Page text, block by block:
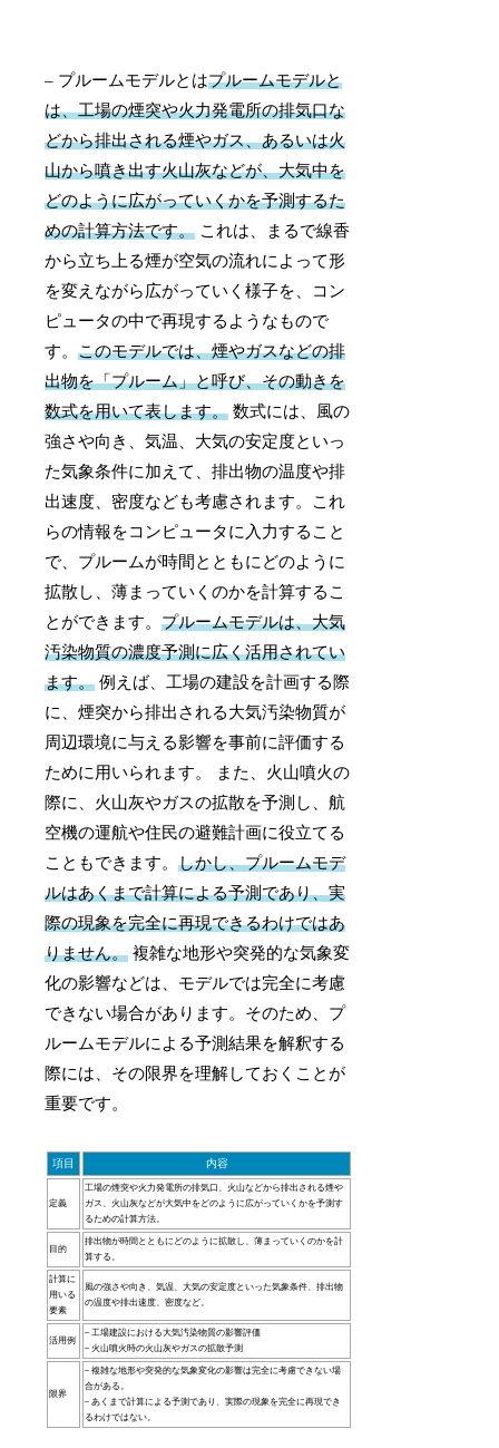
– プルームモデルとはプルームモデルと
は、工場の煙突や火力発電所の排気口な
どから排出される煙やガス、あるいは火
山から噴き出す火山灰などが、大気中を
どのように広がっていくかを予測するた
めの計算方法です。 これは、まるで線香
から立ち上る煙が空気の流れによって形
を変えながら広がっていく様子を、コン
ピュータの中で再現するようなもので
す。このモデルでは、煙やガスなどの排
出物を「プルーム」と呼び、その動きを
数式を用いて表します。 数式には、風の
強さや向き、気温、大気の安定度といっ
た気象条件に加えて、排出物の温度や排
出速度、密度なども考慮されます。これ
らの情報をコンピュータに入力すること
で、プルームが時間とともにどのように
拡散し、薄まっていくのかを計算するこ
とができます。プルームモデルは、大気
汚染物質の濃度予測に広く活用されてい
ます。 例えば、工場の建設を計画する際
に、煙突から排出される大気汚染物質が
周辺環境に与える影響を事前に評価する
ために用いられます。 また、火山噴火の
際に、火山灰やガスの拡散を予測し、航
空機の運航や住民の避難計画に役立てる
こともできます。しかし、プルームモデ
ルはあくまで計算による予測であり、実
際の現象を完全に再現できるわけではあ
りません。 複雑な地形や突発的な気象変
化の影響などは、モデルでは完全に考慮
できない場合があります。そのため、プ
ルームモデルによる予測結果を解釈する
際には、その限界を理解しておくことが
重要です。
項目 内容
定義
工場の煙突や火力発電所の排気口、火山などから排出される煙や
ガス、火山灰などが大気中をどのように広がっていくかを予測す
るための計算方法。
目的
排出物が時間とともにどのように拡散し、薄まっていくのかを計
算する。
計算に
用いる
要素
風の強さや向き、気温、大気の安定度といった気象条件、排出物
の温度や排出速度、密度など。
活用例
– 工場建設における大気汚染物質の影響評価
– 火山噴火時の火山灰やガスの拡散予測
限界
– 複雑な地形や突発的な気象変化の影響は完全に考慮できない場
合がある。
– あくまで計算による予測であり、実際の現象を完全に再現でき
るわけではない。